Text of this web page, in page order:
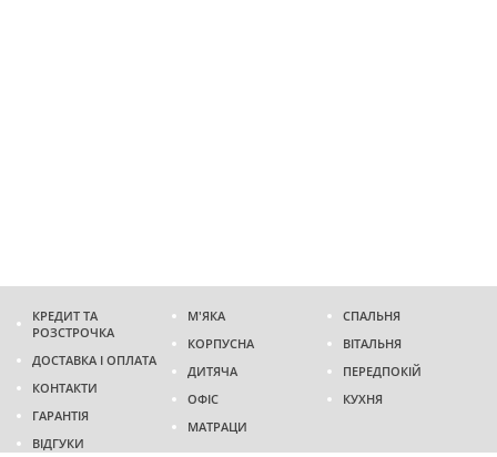
КРЕДИТ ТА
РОЗСТРОЧКА
ДОСТАВКА І ОПЛАТА
КОНТАКТИ
ГАРАНТІЯ
ВІДГУКИ
М'ЯКА
КОРПУСНА
ДИТЯЧА
ОФІС
МАТРАЦИ
СПАЛЬНЯ
ВІТАЛЬНЯ
ПЕРЕДПОКІЙ
КУХНЯ